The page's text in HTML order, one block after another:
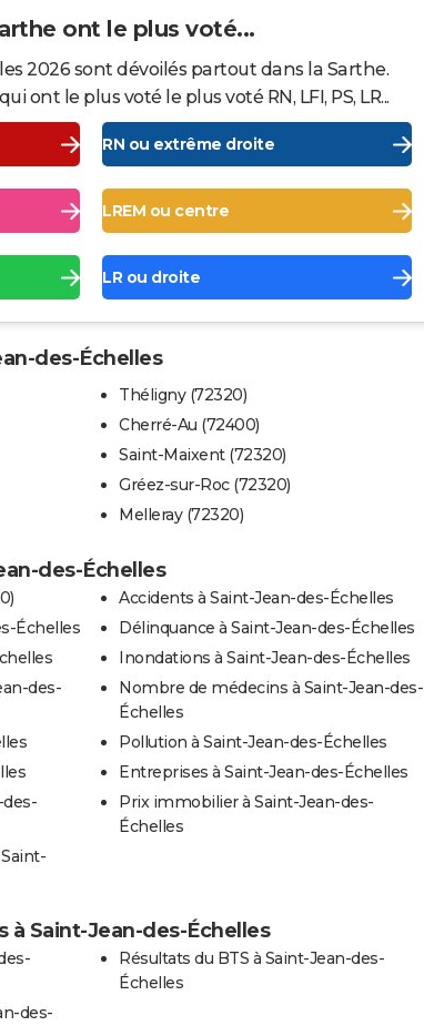
ont le plus voté...
2026 sont dévoilés partout dans la Sarthe.
ont le plus voté le plus voté RN, LFI, PS, LR...
RN ou extrême droite
LREM ou centre
LR ou droite
des-Échelles
Théligny (72320)
Cherré-Au (72400)
Saint-Maixent (72320)
Gréez-sur-Roc (72320)
Melleray (72320)
des-Échelles
Échelles
des-
Accidents à Saint-Jean-des-Échelles
Délinquance à Saint-Jean-des-Échelles
Inondations à Saint-Jean-des-Échelles
Nombre de médecins à Saint-Jean-des-
Échelles
Pollution à Saint-Jean-des-Échelles
Entreprises à Saint-Jean-des-Échelles
Prix immobilier à Saint-Jean-des-
Échelles
Saint-Jean-des-Échelles
des-
Résultats du BTS à Saint-Jean-des-
Échelles